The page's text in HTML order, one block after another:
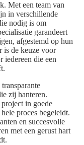
Met een team van
in verschillende
nodig is om
garandeert
afgestemd op hun
is de keuze voor
iedereen die een
zij hanteren.
in goede
proces begeleidt.
en succesvolle
met een gerust hart